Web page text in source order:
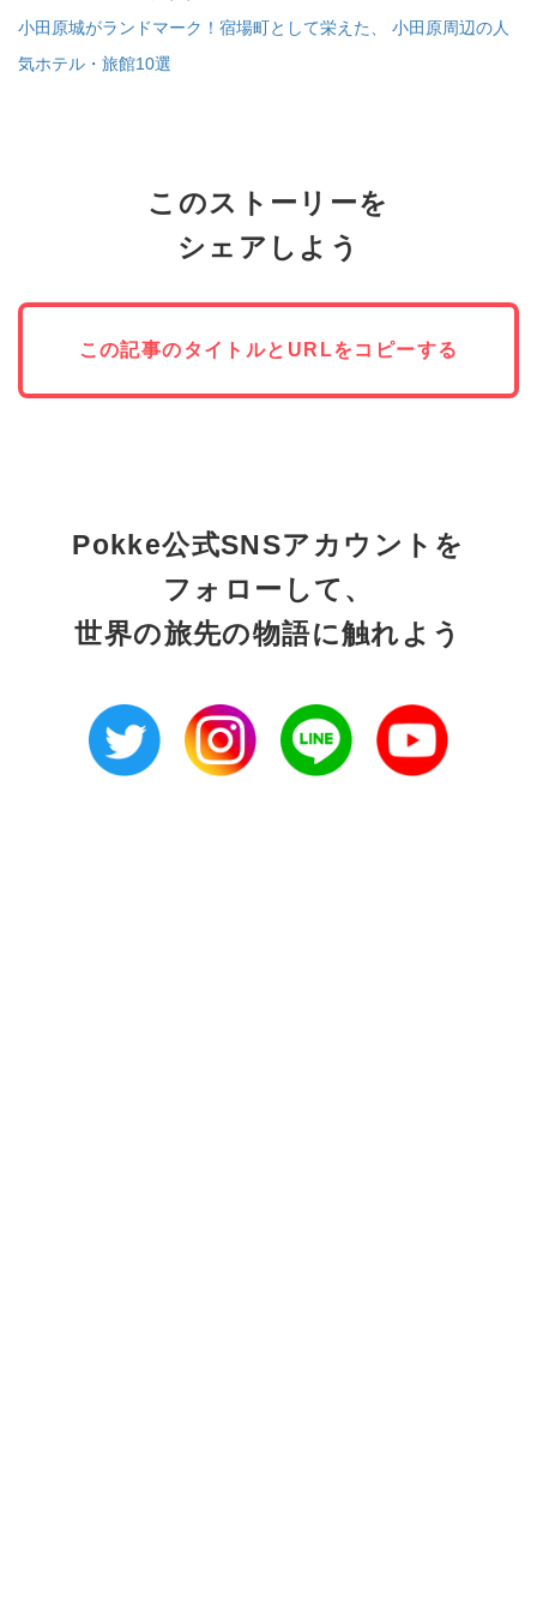
小田原城がランドマーク！宿場町として栄えた、 小田原周辺の人
気ホテル・旅館10選
このストーリーを
シェアしよう
この記事のタイトルとURLをコピーする
Pokke公式SNSアカウントを
フォローして、
世界の旅先の物語に触れよう
https://jp.pokke.in/blog/7436 コピー